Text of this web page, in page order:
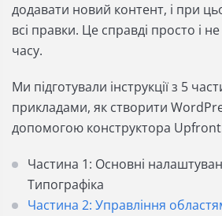
додавати новий контент, і при
всі правки. Це справді просто і
часу.
Ми підготували інструкції з 5
прикладами, як створити
допомогою конструктора
Частина 1: Основні
Типографіка
Частина 2: Управління